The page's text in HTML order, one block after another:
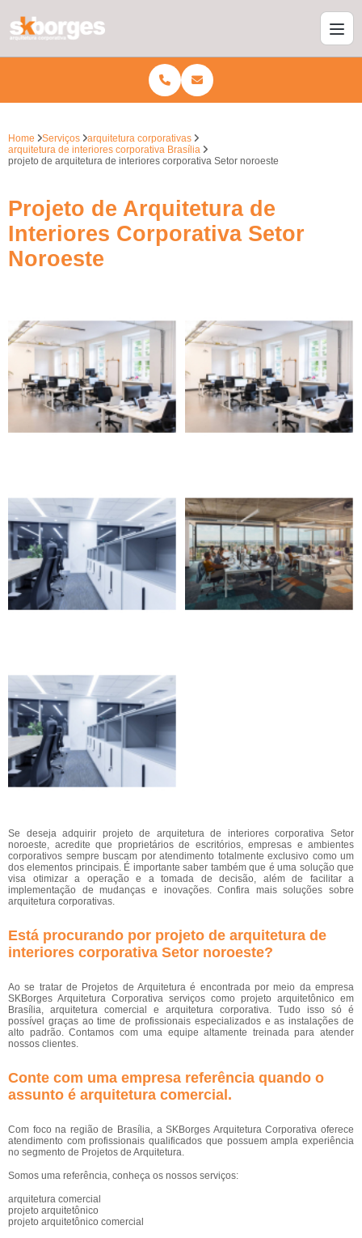
Home Serviços
arquitetura corporativas
arquitetura de interiores corporativa Brasília
projeto de arquitetura de interiores corporativa Setor noroeste
Projeto de Arquitetura de
Interiores Corporativa Setor
Noroeste
Se deseja adquirir projeto de arquitetura de interiores corporativa Setor
noroeste, acredite que proprietários de escritórios, empresas e ambientes
corporativos sempre buscam por atendimento totalmente exclusivo como um
dos elementos principais. É importante saber também que é uma solução que
visa otimizar a operação e a tomada de decisão, além de facilitar a
implementação de mudanças e inovações. Confira mais soluções sobre
arquitetura corporativas.
Está procurando por projeto de arquitetura de
interiores corporativa Setor noroeste?
Ao se tratar de Projetos de Arquitetura é encontrada por meio da empresa
SKBorges Arquitetura Corporativa serviços como projeto arquitetônico em
Brasília, arquitetura comercial e arquitetura corporativa. Tudo isso só é
possível graças ao time de profissionais especializados e as instalações de
alto padrão. Contamos com uma equipe altamente treinada para atender
nossos clientes.
Conte com uma empresa referência quando o
assunto é arquitetura comercial.
Com foco na região de Brasília, a SKBorges Arquitetura Corporativa oferece
atendimento com profissionais qualificados que possuem ampla experiência
no segmento de Projetos de Arquitetura.
Somos uma referência, conheça os nossos serviços:
arquitetura comercial
projeto arquitetônico
projeto arquitetônico comercial